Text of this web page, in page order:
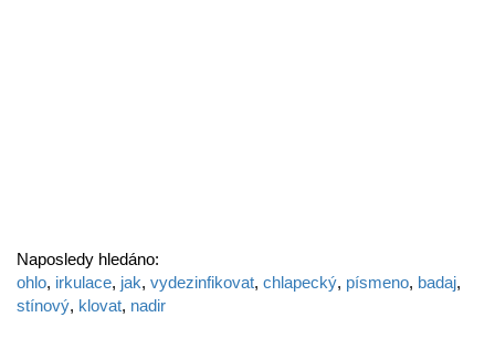
Naposledy hledáno:
ohlo, irkulace, jak, vydezinfikovat, chlapecký, písmeno, badaj,
stínový, klovat, nadir